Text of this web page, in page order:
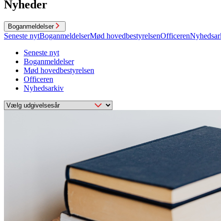
Nyheder
Boganmeldelser
Seneste nytBoganmeldelserMød hovedbestyrelsenOfficeren
Seneste nyt
Boganmeldelser
Mød hovedbestyrelsen
Officeren
Nyhedsarkiv